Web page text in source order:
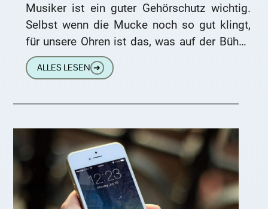
Musiker ist ein guter Gehörschutz wichtig.
Selbst wenn die Mucke noch so gut klingt,
für unsere Ohren ist das, was auf der Bühne
oder im
ALLES LESEN ➔